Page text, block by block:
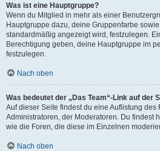
Was ist eine Hauptgruppe?
Wenn du Mitglied in mehr als einer
Hauptgruppe dazu, deine Gruppenfarbe
standardmäßig angezeigt wird, festzulegen.
Berechtigung geben, deine Hauptgruppe im
festzulegen.
Nach oben
Was bedeutet der „Das Team“-Link auf der
Auf dieser Seite findest du eine Auflistung
Administratoren, der Moderatoren. Du findest
wie die Foren, die diese im Einzelnen
Nach oben